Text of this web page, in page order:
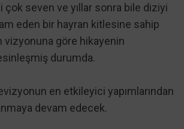
çok seven ve yıllar sonra bile diziyi
eden bir hayran kitlesine sahip
vizyonuna göre hikayenin
durumda.
en etkileyici yapımlarından
devam edecek.